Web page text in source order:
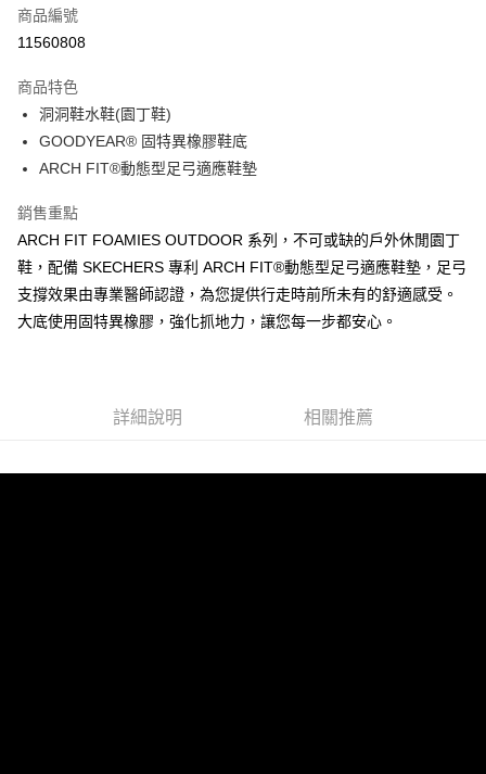
LINE Pay
相關說明
【大哥付你分期使用說明】
1.本服務由台灣大哥大提供，台灣大哥大用戶可立即使用無須另外申請。
2.付款方式選擇「大哥付你分期」，訂單成立後會自動跳轉到大哥付的交易
流程，驗證手機門號後，選擇欲分期的期數、繳款截止日，確認付款後即完
3.實際核准額度、可分期數及費用金額請依後續交易確認頁面所載為準。
4.訂單成立30分鐘內，如未前往確認交易或遇審核未通過，訂單將自動取
消。如遇「轉專審核」未通過狀況，表示未達大哥付你分期系統評分，恕無
法說明評估內容。
【繳款方式說明】
1.分期款項不併入電信帳單，「大哥付你分期」於每月結算日後寄送繳費提
買賣價金債權讓與本公司後，依約使用本公司帳單繳交帳款。
ATM付款
宅配
商品編號
11560808
商品特色
洞洞鞋水鞋(園丁鞋)
GOODYEAR® 固特異橡膠鞋底
ARCH FIT®動態型足弓適應鞋墊
銷售重點
ARCH FIT FOAMIES OUTDOOR 系列，不可或缺的戶外休閒園丁
鞋，配備 SKECHERS 專利 ARCH FIT®動態型足弓適應鞋墊，足弓
支撐效果由專業醫師認證，為您提供行走時前所未有的舒適感受。
大底使用固特異橡膠，強化抓地力，讓您每一步都安心。
詳細說明 相關推薦